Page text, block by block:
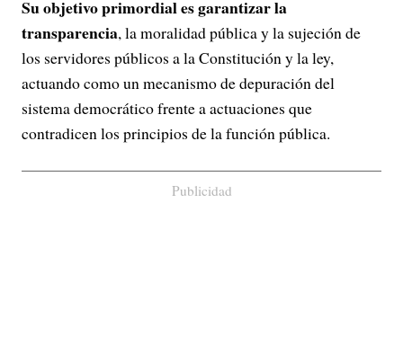
Su objetivo primordial es garantizar la
transparencia, la moralidad pública y la sujeción de
los servidores públicos a la Constitución y la ley,
actuando como un mecanismo de depuración del
sistema democrático frente a actuaciones que
contradicen los principios de la función pública.
Publicidad